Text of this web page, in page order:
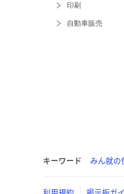
印刷
自動車販売
キーワード みん就の